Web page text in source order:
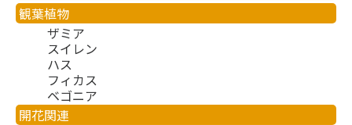
観葉植物
ザミア
スイレン
ハス
フィカス
ベゴニア
開花関連